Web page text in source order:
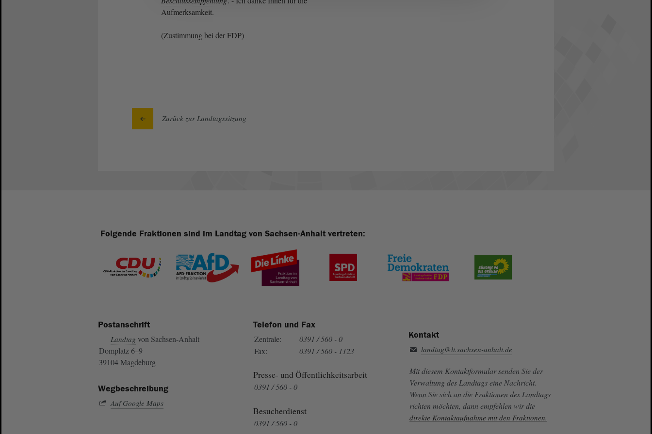
Aufmerksamkeit.
(Zustimmung bei der FDP)
Zurück zur Landtagssitzung
Folgende Fraktionen sind im Landtag von Sachsen-Anhalt vertreten:
Postanschrift
Landtag von Sachsen-Anhalt
Domplatz 6–9
39104 Magdeburg
Wegbeschreibung
Auf Google Maps
Telefon und Fax
Zentrale:
0391 / 560 - 0
Fax:
0391 / 560 - 1123
Presse- und Öffentlichkeitsarbeit
0391 / 560 - 0
Besucherdienst
0391 / 560 - 0
Kontakt
landtag@lt.sachsen-anhalt.de
Mit diesem Kontaktformular senden Sie der
Verwaltung des Landtags eine Nachricht.
Wenn Sie sich an die Fraktionen des Landtags
richten möchten, dann empfehlen wir die
direkte Kontaktaufnahme mit den Fraktionen.